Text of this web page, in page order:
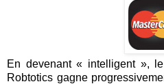
En devenant « intelligent »,
Robtotics gagne